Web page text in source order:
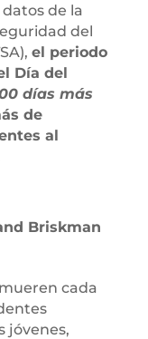
de la
del
el periodo
Día del
días más
de
al
Briskman
cada
jóvenes,